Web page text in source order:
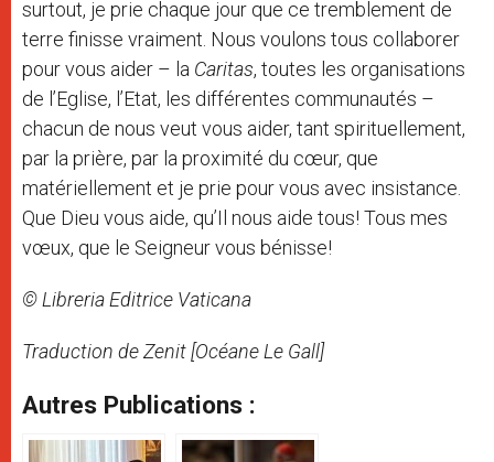
surtout, je prie chaque jour que ce tremblement de
terre finisse vraiment. Nous voulons tous collaborer
pour vous aider – la Caritas, toutes les organisations
de l’Eglise, l’Etat, les différentes communautés –
chacun de nous veut vous aider, tant spirituellement,
par la prière, par la proximité du cœur, que
matériellement et je prie pour vous avec insistance.
Que Dieu vous aide, qu’Il nous aide tous! Tous mes
vœux, que le Seigneur vous bénisse!
© Libreria Editrice Vaticana
Traduction de Zenit [Océane Le Gall]
Autres Publications :